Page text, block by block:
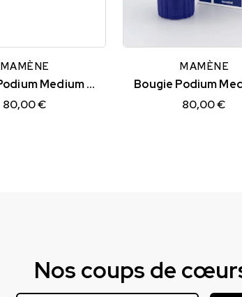
MAMÈNE
Bougie Podium Medium Blanc Greige FRIDA
80,00 €
MAMÈNE
80,00 €
Nos coups de